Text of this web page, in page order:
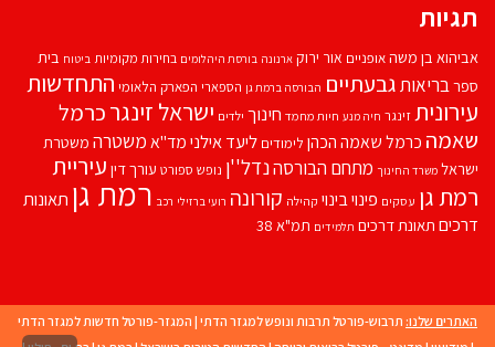
תגיות
אביהוא בן משהאופניים אור ירוק ארנונה בורסת היהלומים בחירות מקומיות ביטוח בית
ספרבריאותגבעתיים הבורסה ברמת גן הספארי הפארק הלאומי התחדשות
עירוניתזינגר חיה מנע חיות מחמד חינוך ילדים ישראל זינגרכרמל
שאמה כרמל שאמה הכהן לימודים ליעד אילנימד''אמשטרה משטרת
ישראל משרד החינוך מתחם הבורסהנדל''ן נופש ספורט עורך דין עיריית
רמת גן עסקים פינוי בינוי קהילה קורונה רועי ברזילי רכב רמת גן תאונות
דרכים תאונת דרכים תלמידים תמ"א 38
האתרים שלנו: תרבוש-פורטל תרבות ונופש למגזר הדתי | המגזר-פורטל חדשות למגזר הדתי